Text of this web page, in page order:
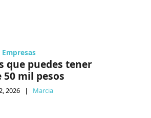
Empresas
que puedes tener
50 mil pesos
2026 | Marcia